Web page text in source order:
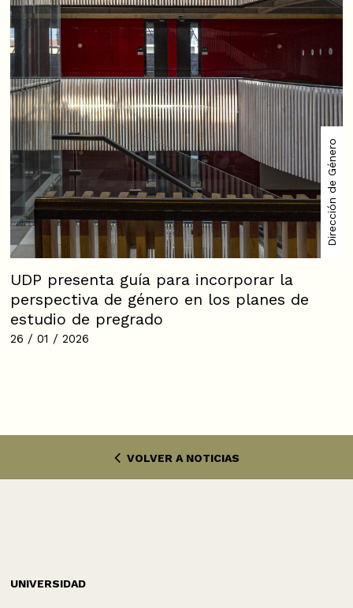
Dirección de Género
UDP presenta guía para incorporar la
perspectiva de género en los planes de
estudio de pregrado
26 / 01 / 2026
VOLVER A NOTICIAS
UNIVERSIDAD